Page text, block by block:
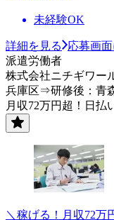
未経験OK
詳細を見る
応募画
派遣労働者
株式会社ニチギワー
兵庫区⇒研修後：青
月収72万円超！日払
＼稼げる！月収72万